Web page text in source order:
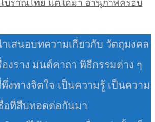
โบราณไทย แต่ใดมา อานุภาพครอบ
เสนอบทความเกี่ยวกับ วัตถุมงคล
องราง มนต์คาถา พิธีกรรมต่าง ๆ
งทางจิตใจ เป็นความรู้ เป็นความ
อที่สืบทอดต่อกันมา